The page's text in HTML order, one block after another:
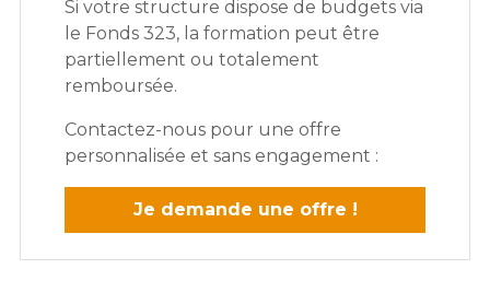
Si votre structure dispose de budgets via
le Fonds 323, la formation peut être
partiellement ou totalement
remboursée.
Contactez-nous pour une offre
personnalisée et sans engagement :
Je demande une offre !